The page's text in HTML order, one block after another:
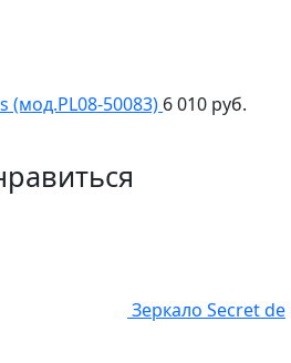
(мод.PL08-50083) 6 010 руб.
Зеркало Secret de